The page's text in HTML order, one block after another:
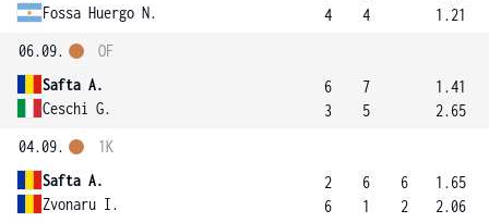
Fossa Huergo N.
4
4
1.21
06.09.
Safta A.
Ceschi G.
OF
6
3
7
5
1.41
2.65
04.09.
Safta A.
Zvonaru I.
1K
2
6
6
1
6
2
1.65
2.06